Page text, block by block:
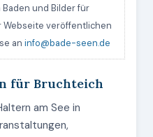
und Bilder für
Webseite veröffentlichen
an info@bade-seen.de
für Bruchteich
am See in